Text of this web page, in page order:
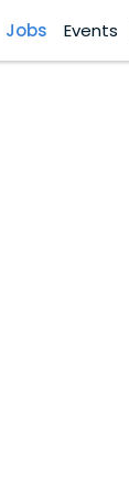
Jobs Events